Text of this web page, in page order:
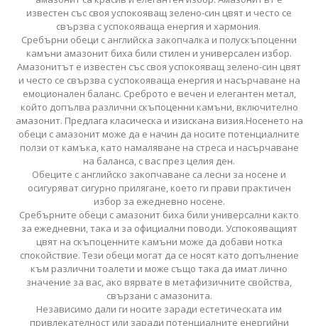
известен със своя успокояващ зелено-син цвят и често се
свързва с успокояваща енергия и хармония.
Сребърни обеци с английска закопчалка и полускъпоценни
камъни амазонит биха били стилен и универсален избор.
Амазонитът е известен със своя успокояващ зелено-син цвят
и често се свързва с успокояваща енергия и насърчаване на
емоционален баланс. Среброто е вечен и елегантен метал,
който допълва различни скъпоценни камъни, включително
амазонит. Предлага класическа и изискана визия.Носенето на
обеци с амазонит може да е начин да носите потенциалните
ползи от камъка, като намаляване на стреса и насърчаване
на баланса, с вас през целия ден.
Обеците с английско закопчаване са лесни за носене и
осигуряват сигурно прилягане, което ги прави практичен
избор за ежедневно носене.
Сребърните обеци с амазонит биха били универсални както
за ежедневни, така и за официални поводи. Успокояващият
цвят на скъпоценните камъни може да добави нотка
спокойствие. Тези обеци могат да се носят като допълнение
към различни тоалети и може също така да имат лично
значение за вас, ако вярвате в метафизичните свойства,
свързани с амазонита.
Независимо дали ги носите заради естетическата им
привлекателност или заради потенциалните енергийни